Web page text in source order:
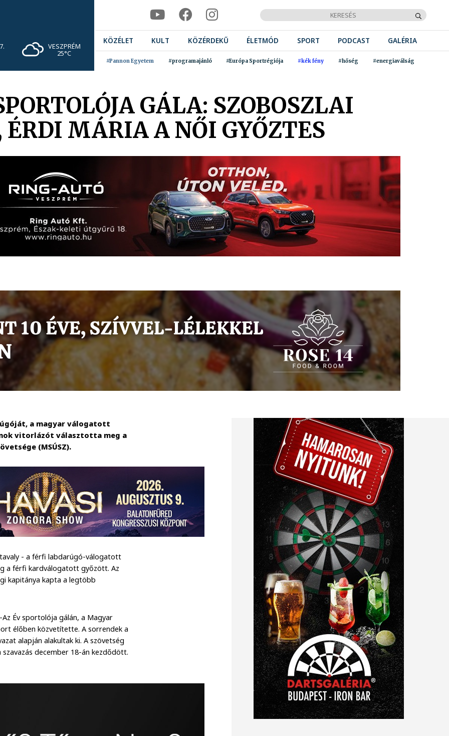
VESZPRÉM
25°C
KÖZÉLET KULT KÖZÉRDEKŰ ÉLETMÓD SPORT PODCAST GALÉRIA
#Pannon Egyetem #programajánló #Európa Sportrégiója #kék fény #hőség #energiaválság
GÁLA: SZOBOSZLAI
MÁRIA A NŐI GYŐZTES
a magyar válogatott
vitorlázót választotta meg a
(MSÚSZ).
- a férfi labdarúgó-válogatott
a férfi kardválogatott győzött. Az
kapitánya kapta a legtöbb
Év sportolója gálán, a Magyar
élőben közvetítette. A sorrendek a
alapján alakultak ki. A szövetség
december 18-án kezdődött.